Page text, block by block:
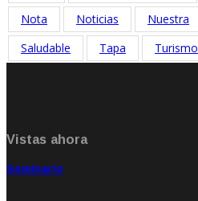
Nota
Noticias Nuestra
Saludable
Tapa Turismo
Vistas ahora
Seminario